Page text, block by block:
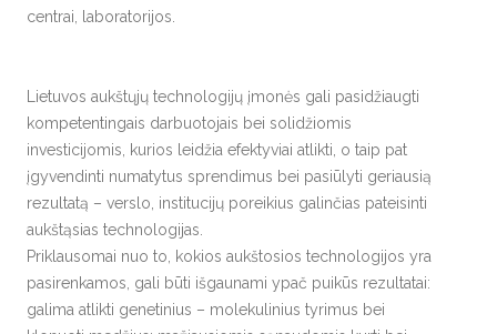
centrai, laboratorijos.
Lietuvos aukštųjų technologijų įmonės gali pasidžiaugti
kompetentingais darbuotojais bei solidžiomis
investicijomis, kurios leidžia efektyviai atlikti, o taip pat
įgyvendinti numatytus sprendimus bei pasiūlyti geriausią
rezultatą – verslo, institucijų poreikius galinčias pateisinti
aukštąsias technologijas.
Priklausomai nuo to, kokios aukštosios technologijos yra
pasirenkamos, gali būti išgaunami ypač puikūs rezultatai:
galima atlikti genetinius – molekulinius tyrimus bei